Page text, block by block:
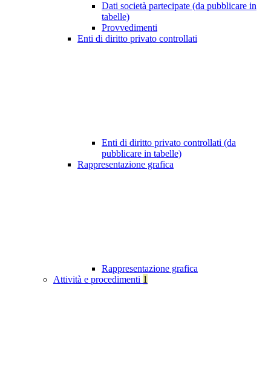
Dati società partecipate (da pubblicare in
tabelle)
Provvedimenti
Enti di diritto privato controllati
Enti di diritto privato controllati (da
pubblicare in tabelle)
Rappresentazione grafica
Rappresentazione grafica
Attività e procedimenti 1